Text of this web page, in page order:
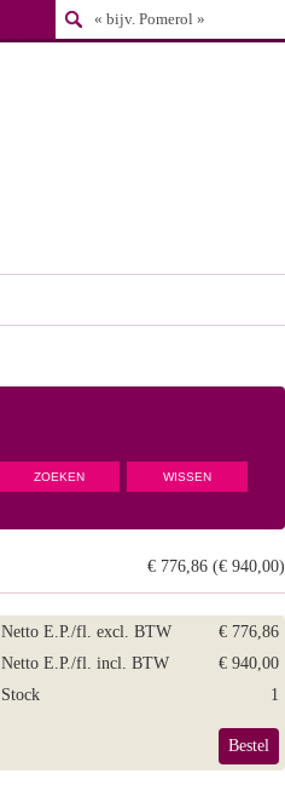
€ 776,86 (€ 940,00)
Netto E.P./fl. excl. BTW
€ 776,86
Netto E.P./fl. incl. BTW
€ 940,00
Stock
1
Bestel